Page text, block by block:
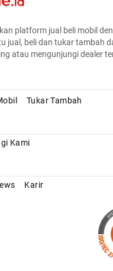
platform jual beli mobil
jual, beli dan tukar tambah
atau mengunjungi dealer
Tukar Tambah
Kami
Karir